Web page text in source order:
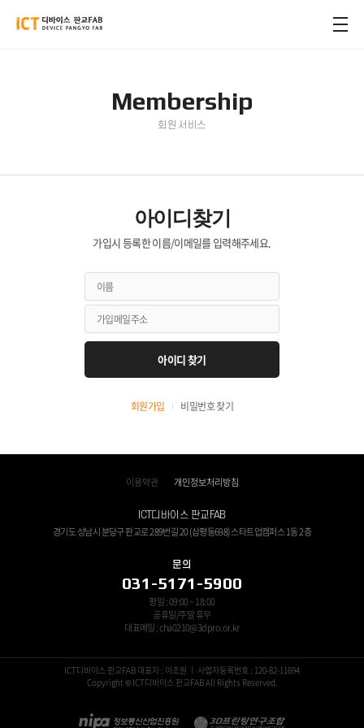
Membership
회원 서비스
아이디찾기
가입시 등록한 이름/이메일를 입력해주세요.
아이디 찾기
회원가입 비밀번호 찾기
이용약관 개인정보처리방침
ICT디바이스 판교FAB
경기도 성남시 분당구 판교로 289번길 20 (삼평동698) 스타트업캠퍼스 1동 2층
문의
031-5171-5900
평일 : 09:00 ~ 18:00
공휴일/주말 휴무
대표메일 : cha0210@3dpro.or.kr
ICT디바이스 판교FAB 대표자 : 이조원 ㅣ 사업자등록번호 : 120-82-11694
Copyright © ICT디바이스 판교FAB All Rights Reserved.